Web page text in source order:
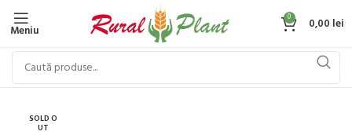
Meniu
0 0,00 lei
SOLD O
UT